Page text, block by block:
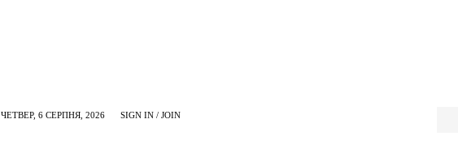
ЧЕТВЕР, 6 СЕРПНЯ, 2026 SIGN IN / JOIN